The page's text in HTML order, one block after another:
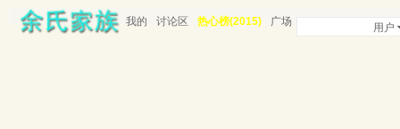
我的 讨论区 热心榜(2015) 广场 用户